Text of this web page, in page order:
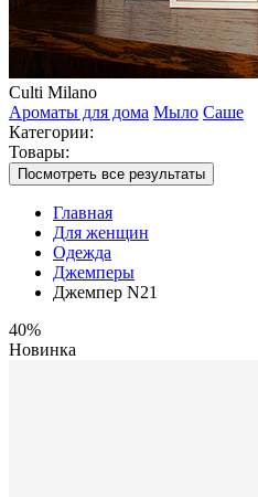
Culti Milano
Ароматы для дома Мыло Саше
Категории:
Товары:
Посмотреть все результаты
Главная
Для женщин
Одежда
Джемперы
Джемпер N21
40%
Новинка